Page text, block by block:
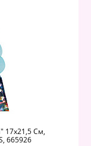
17x21,5 См,
665926